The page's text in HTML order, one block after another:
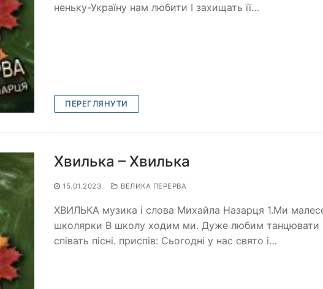
неньку-Україну нам любити І захищать її…
ПЕРЕГЛЯНУТИ
Хвилька – Хвилька
15.01.2023 ВЕЛИКА ПЕРЕРВА
ХВИЛЬКА музика і слова Михайла Назарця 1.Ми
школярки В школу ходим ми. Дуже любим танцювати
співать пісні. приспів: Сьогодні у нас свято і…